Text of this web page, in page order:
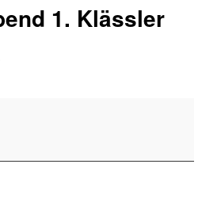
1. Klässler